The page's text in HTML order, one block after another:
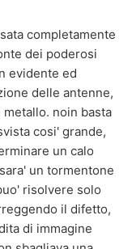
completamente
dei poderosi
evidente ed
delle antenne,
noin basta
cosi' grande,
un calo
un tormentone
risolvere solo
il difetto,
di immagine